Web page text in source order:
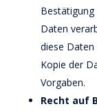
Daten
diese
Kopie der
Vorgaben.
Recht auf